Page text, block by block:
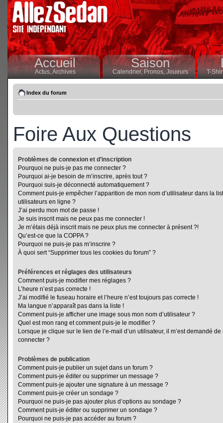
Accueil
Actus,Archives
Saison
Calendrier,Pronos, Joueurs T-
Index du forum
Foire Aux Questions
Problèmes de connexion et d’inscription
Pourquoi ne puis-je pas me connecter ?
Pourquoi ai-je besoin de m’inscrire, après tout ?
Pourquoi suis-je déconnecté automatiquement ?
Comment puis-je empêcher l’apparition de mon nom d’utilisateur dans la
utilisateurs en ligne ?
J’ai perdu mon mot de passe !
Je suis inscrit mais ne peux pas me connecter !
Je m’étais déjà inscrit mais ne peux plus me connecter à présent ?!
Qu’est-ce que la COPPA ?
Pourquoi ne puis-je pas m’inscrire ?
À quoi sert “Supprimer tous les cookies du forum” ?
Préférences et réglages des utilisateurs
Comment puis-je modifier mes réglages ?
L’heure n’est pas correcte !
J’ai modifié le fuseau horaire et l’heure n’est toujours pas correcte !
Ma langue n’apparaît pas dans la liste !
Comment puis-je afficher une image sous mon nom d’utilisateur ?
Quel est mon rang et comment puis-je le modifier ?
Lorsque je clique sur le lien de l’e-mail d’un utilisateur, il m’est demandé de
connecter ?
Problèmes de publication
Comment puis-je publier un sujet dans un forum ?
Comment puis-je éditer ou supprimer un message ?
Comment puis-je ajouter une signature à un message ?
Comment puis-je créer un sondage ?
Pourquoi ne puis-je pas ajouter plus d’options au sondage ?
Comment puis-je éditer ou supprimer un sondage ?
Pourquoi ne puis-je pas accéder au forum ?